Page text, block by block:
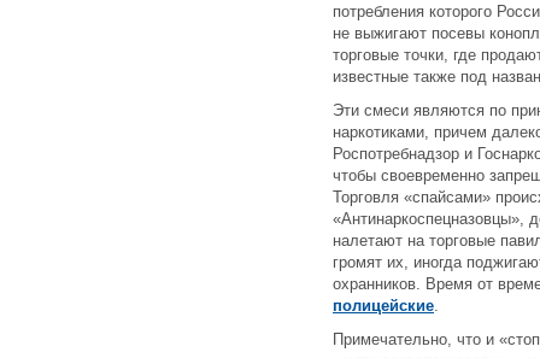
потребления которого
не выжигают посевы
торговые точки, где
известные также под
Эти смеси являются по
наркотиками, причем
Роспотребнадзор и
чтобы своевременно
Торговля «спайсами»
«Антинаркоспецназовцы»,
налетают на торговые
громят их, иногда
охранников. Время от
полицейские.
Примечательно, что и